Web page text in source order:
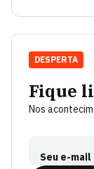
Fique
Nos
Seu e-mail
DESPERTA